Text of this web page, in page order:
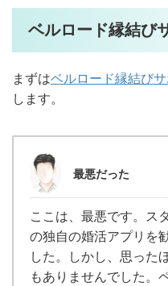
ベルロード縁結び
まずはベルロード縁結びサ
します。
最悪だった
ここは、最悪です。ス
の独自の婚活アプリを
した。しかし、思った
もありませんでした。